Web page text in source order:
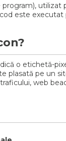
utilizat
este executat
o etichetă-
plasată pe un
web